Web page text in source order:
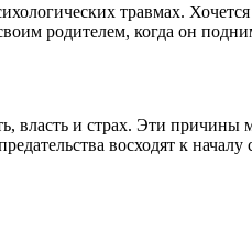
травмах. Хочется
родителем, когда он
и страх. Эти причины
восходят к